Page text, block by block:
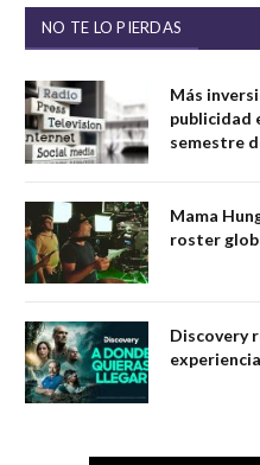
NO TE LO PIERDAS
Más
publicidad
semestre
Mama
roster
Discovery